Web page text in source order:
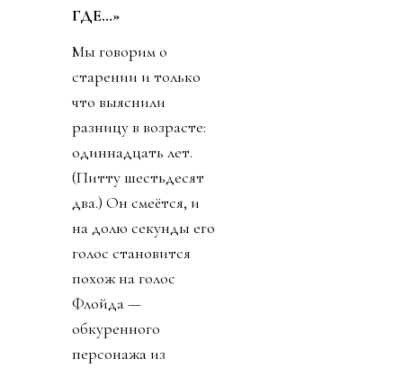
выясняется, что
фильм затрагивает
нечто для него
настоящее. Он — о
стойкости перед
лицом отчаяния, о
попытке ухватиться
хотя бы за клочки
надежды. И когда мы
вступаем на эту
территорию,
встреча, весь этот
день превращаются
во что-то
неожиданное —